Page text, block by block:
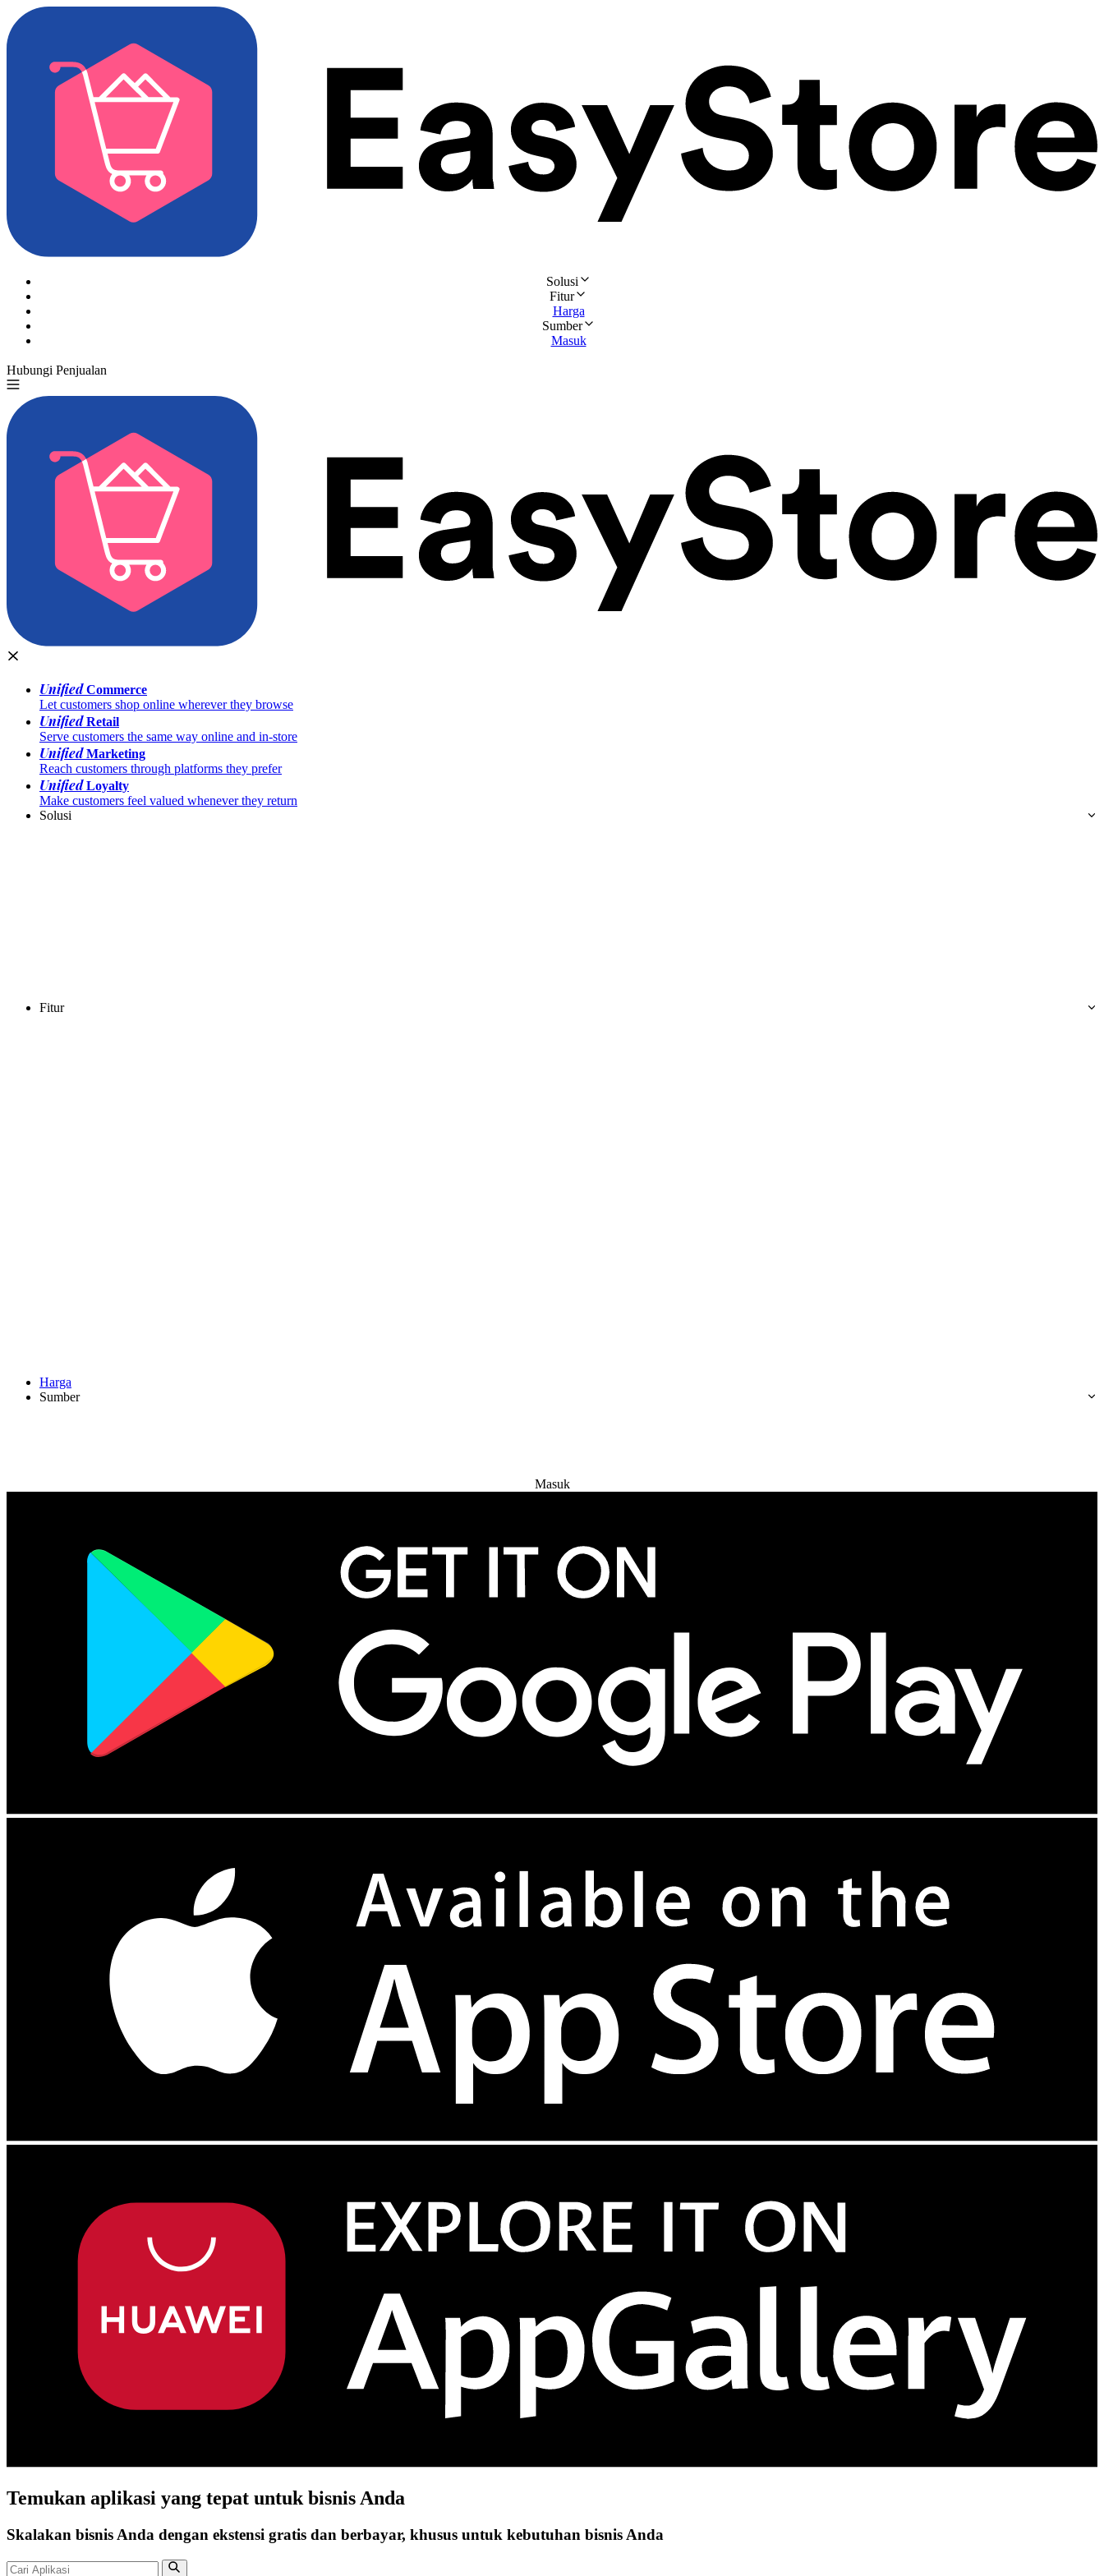
Solusi
Fitur
Harga
Sumber
Masuk
Hubungi Penjualan
UnifiedCommerce
Let customers shop online wherever they browse
UnifiedRetail
Serve customers the same way online and in-store
UnifiedMarketing
Reach customers through platforms they prefer
UnifiedLoyalty
Make customers feel valued whenever they return
Solusi
Fitur
Harga
Sumber
Masuk
Temukan aplikasi yang tepat untuk bisnis Anda
Skalakan bisnis Anda dengan ekstensi gratis dan berbayar, khusus untuk kebutuhan bisnis Anda